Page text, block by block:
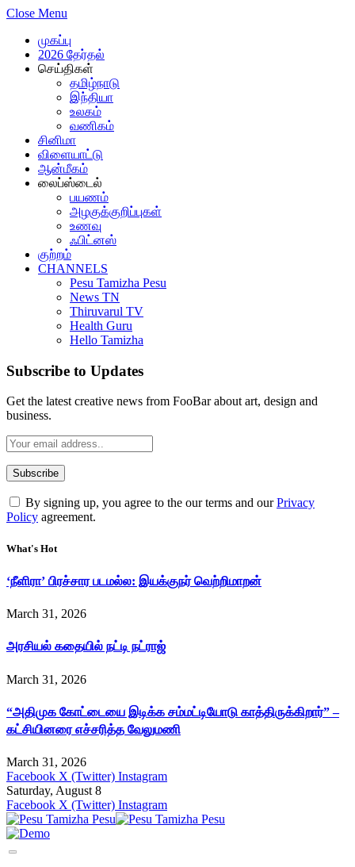
Close Menu
முகப்பு
2026 தேர்தல்
செய்திகள்
தமிழ்நாடு
இந்தியா
உலகம்
வணிகம்
சினிமா
விளையாட்டு
ஆன்மீகம்
லைப்ஸ்டைல்
பயணம்
அழகுக்குறிப்புகள்
உணவு
ஃபிட்னஸ்
குற்றம்
CHANNELS
Pesu Tamizha Pesu
News TN
Thiruvarul TV
Health Guru
Hello Tamizha
Subscribe to Updates
Get the latest creative news from FooBar about art, design and
business.
By signing up, you agree to the our terms and ourPrivacy
Policy agreement.
What's Hot
‘நீளிரா’ பிரச்சார படமல்ல: இயக்குநர் வெற்றிமாறன்
March 31, 2026
அரசியல் கதையில் நட்டி நட்ராஜ்
March 31, 2026
“அதிமுக கோட்டையை இடிக்க சம்மட்டியோடு காத்திருக்கிறார்” –
கட்சியினரை எச்சரித்த வேலுமணி
March 31, 2026
Facebook X (Twitter) Instagram
Saturday, August 8
Facebook X (Twitter) Instagram